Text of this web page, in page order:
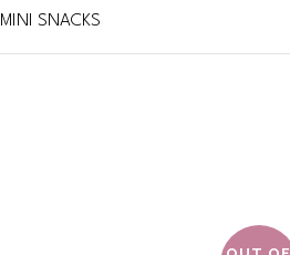
MINI SNACKS